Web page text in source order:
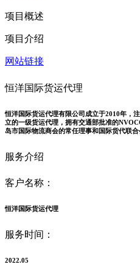
项目概述
项目介绍
网站链接
恒洋国际货运代理
恒洋国际货运代理有限公司成立于2010年，
立的一级货运代理，拥有交通部批准的
岛市国际物流商会的常任理事和国际货代联
服务介绍
客户名称：
恒洋国际货运代理
服务时间：
2022.05